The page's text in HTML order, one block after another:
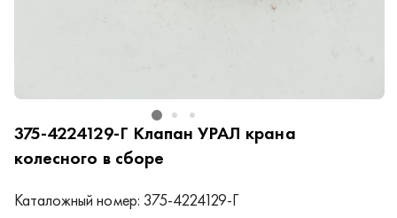
375-4224129-Г Клапан УРАЛ крана
колесного в сборе
Каталожный номер: 375-4224129-Г